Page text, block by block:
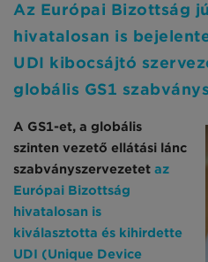
Az Európai Bizottság
hivatalosan is
UDI kibocsájtó
globális GS1
A GS1-et, a globális
szinten vezető ellátási lánc
szabványszervezetet az
Európai Bizottság
hivatalosan is
kiválasztotta és kihirdette
UDI (Unique Device